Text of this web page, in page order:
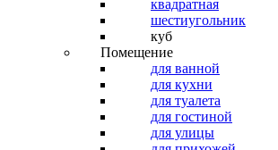
квадратная
шестиугольник
куб
Помещение
для ванной
для кухни
для туалета
для гостиной
для улицы